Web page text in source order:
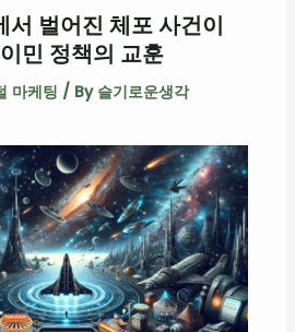
서 벌어진 체포 사건이
민 정책의 교훈
마케팅 / By 슬기로운생각